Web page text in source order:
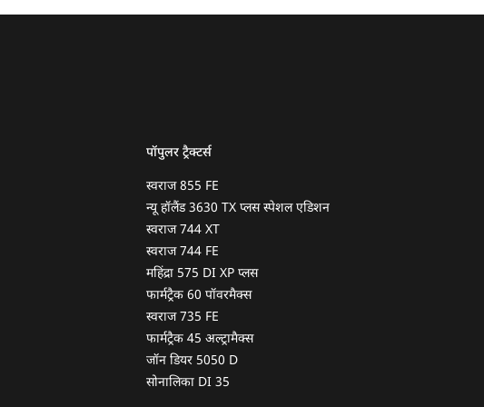
पॉपुलर ट्रैक्टर्स
स्वराज 855 FE
न्यू हॉलैंड 3630 TX प्लस स्पेशल एडिशन
स्वराज 744 XT
स्वराज 744 FE
महिंद्रा 575 DI XP प्लस
फार्मट्रैक 60 पॉवरमैक्स
स्वराज 735 FE
फार्मट्रैक 45 अल्ट्रामैक्स
जॉन डियर 5050 D
सोनालिका DI 35